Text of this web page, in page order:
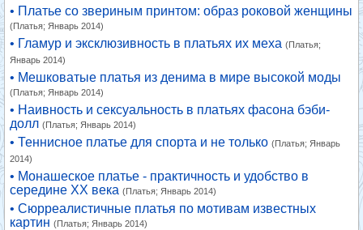
• Платье со звериным принтом: образ роковой женщины
(Платья; Январь 2014)
• Гламур и эксклюзивность в платьях их меха (Платья;
Январь 2014)
• Мешковатые платья из денима в мире высокой моды
(Платья; Январь 2014)
• Наивность и сексуальность в платьях фасона бэби-
долл (Платья; Январь 2014)
• Теннисное платье для спорта и не только (Платья; Январь
2014)
• Монашеское платье - практичность и удобство в
середине XX века (Платья; Январь 2014)
• Сюрреалистичные платья по мотивам известных
картин (Платья; Январь 2014)